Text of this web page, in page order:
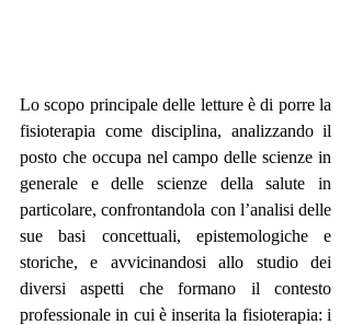
Lo scopo principale delle letture è di porre la
fisioterapia come disciplina, analizzando il
posto che occupa nel campo delle scienze in
generale e delle scienze della salute in
particolare, confrontandola con l’analisi delle
sue basi concettuali, epistemologiche e
storiche, e avvicinandosi allo studio dei
diversi aspetti che formano il contesto
professionale in cui è inserita la fisioterapia: i